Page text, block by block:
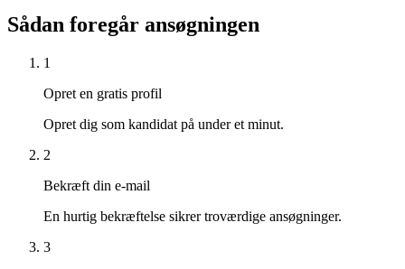
Sådan foregår ansøgningen
1
Opret en gratis profil
Opret dig som kandidat på under et minut.
2
Bekræft din e-mail
En hurtig bekræftelse sikrer troværdige ansøgninger.
3